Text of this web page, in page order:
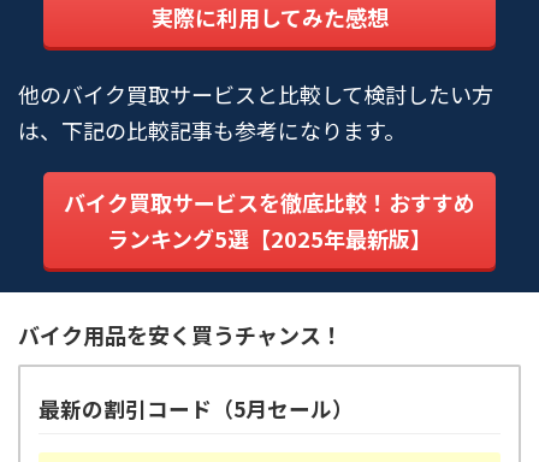
実際に利用してみた感想
他のバイク買取サービスと比較して検討したい方
は、下記の比較記事も参考になります。
バイク買取サービスを徹底比較！おすすめ
ランキング5選【2025年最新版】
バイク用品を安く買うチャンス！
最新の割引コード（5月セール）